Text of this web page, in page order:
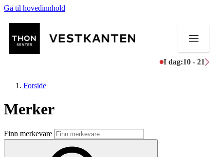
Gå til hovedinnhold
I dag:10 - 21
Butikker
Mat og drikke
Forside
Merker
Finn merkevare